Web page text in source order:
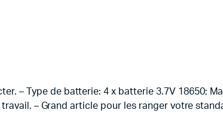
– Type de batterie: 4 x batterie 3.7V 18650;
– Grand article pour les ranger votre